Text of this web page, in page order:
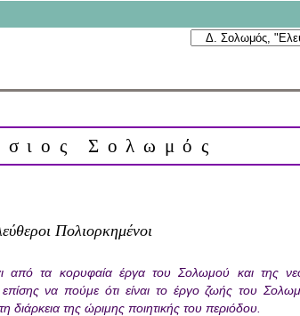
Σολωμός
Πολιορκημένοι
από τα κορυφαία έργα του Σολωμού και της
να πούμε ότι είναι το έργο ζωής του
της ώριμης ποιητικής του περιόδου.